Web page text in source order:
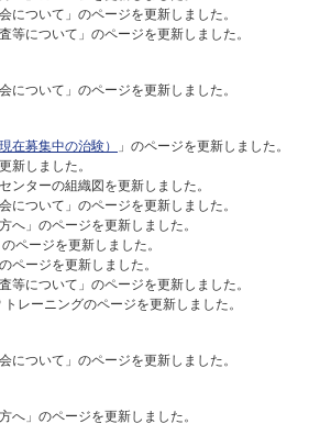
について」のページを更新しました。
等について」のページを更新しました。
について」のページを更新しました。
在募集中の治験）
」のページを更新しました。
新しました。
ンターの組織図を更新しました。
について」のページを更新しました。
へ」のページを更新しました。
ページを更新しました。
ページを更新しました。
等について」のページを更新しました。
トレーニングのページを更新しました。
について」のページを更新しました。
へ」のページを更新しました。